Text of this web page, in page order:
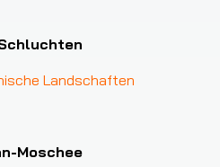
Landschaften
Moschee